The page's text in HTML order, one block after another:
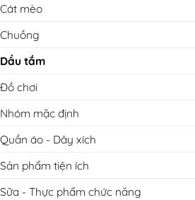
Cát mèo
Chuồng
Dầu tắm
Đồ chơi
Nhóm mặc định
Quần áo - Dây xích
Sản phẩm tiện ích
Sữa - Thực phẩm chức năng